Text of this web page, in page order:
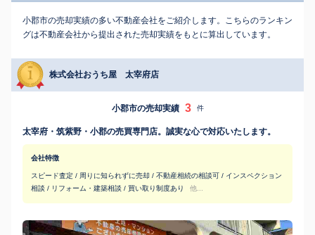
小郡市の売却実績の多い不動産会社をご紹介します。こちらのランキン
グは不動産会社から提出された売却実績をもとに算出しています。
株式会社おうち屋 太宰府店
小郡市の売却実績 3 件
太宰府・筑紫野・小郡の売買専門店。誠実な心で対応いたします。
会社特徴
スピード査定 / 周りに知られずに売却 / 不動産相続の相談可 / インスペクション
相談 / リフォーム・建築相談 / 買い取り制度あり
他...